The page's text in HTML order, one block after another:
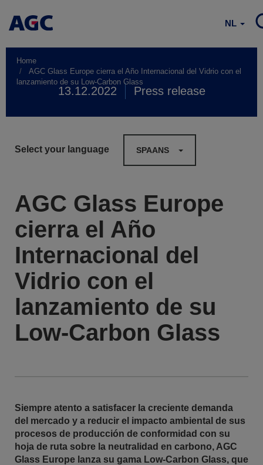
NL
Home
AGC Glass Europe cierra el Año Internacional del Vidrio con el
lanzamiento de su Low-Carbon Glass
13.12.2022 Press release
Select your language SPAANS
AGC Glass Europe
cierra el Año
Internacional del
Vidrio con el
lanzamiento de su
Low-Carbon Glass
Siempre atento a satisfacer la creciente demanda
del mercado y a reducir el impacto ambiental de sus
procesos de producción de conformidad con su
hoja de ruta sobre la neutralidad en carbono, AGC
Glass Europe lanza su gama Low-Carbon Glass, que